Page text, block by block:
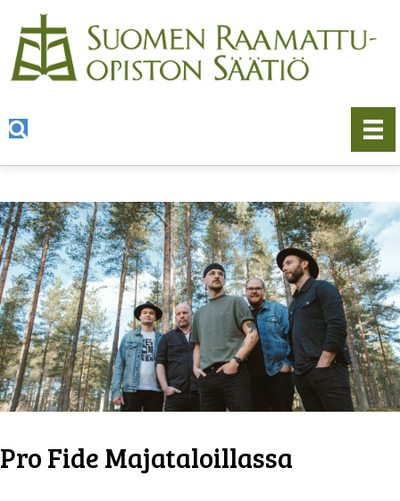
Pro Fide Majataloillassa